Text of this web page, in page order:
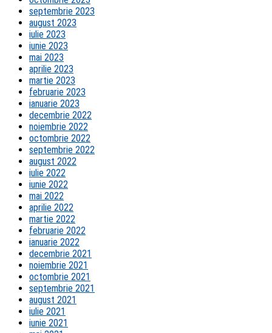
septembrie 2023
august 2023
iulie 2023
iunie 2023
mai 2023
aprilie 2023
martie 2023
februarie 2023
ianuarie 2023
decembrie 2022
noiembrie 2022
octombrie 2022
septembrie 2022
august 2022
iulie 2022
iunie 2022
mai 2022
aprilie 2022
martie 2022
februarie 2022
ianuarie 2022
decembrie 2021
noiembrie 2021
octombrie 2021
septembrie 2021
august 2021
iulie 2021
iunie 2021